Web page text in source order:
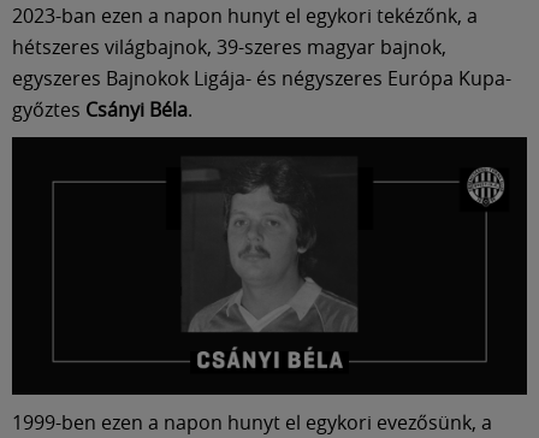
2023-ban ezen a napon hunyt el egykori tekézőnk, a
hétszeres világbajnok, 39-szeres magyar bajnok,
egyszeres Bajnokok Ligája- és négyszeres Európa Kupa-
győztes Csányi Béla.
1999-ben ezen a napon hunyt el egykori evezősünk, a
Szolgáltatások
Shop
Közösség